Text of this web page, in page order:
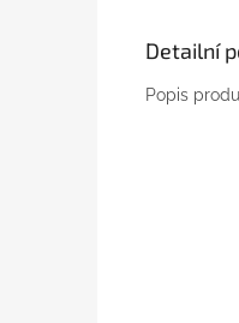
Detailní
Popis